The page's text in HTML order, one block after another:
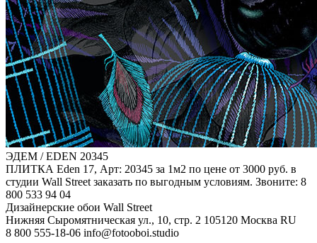
ЭДЕМ / EDEN 20345
ПЛИТКА Eden 17, Арт: 20345 за 1м2 по цене от 3000 руб. в
студии Wall Street заказать по выгодным условиям. Звоните: 8
800 533 94 04
Дизайнерские обои Wall Street
Нижняя Сыромятническая ул., 10, стр. 2 105120 Москва RU
8 800 555-18-06 info@fotooboi.studio